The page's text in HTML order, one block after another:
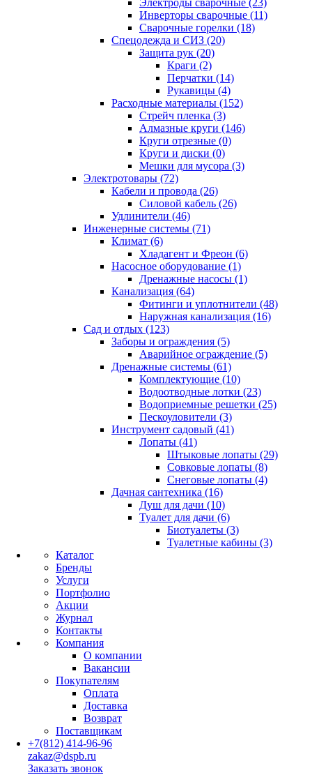
Электроды сварочные (23)
Инверторы сварочные (11)
Сварочные горелки (18)
Спецодежда и СИЗ (20)
Защита рук (20)
Краги (2)
Перчатки (14)
Рукавицы (4)
Расходные материалы (152)
Стрейч пленка (3)
Алмазные круги (146)
Круги отрезные (0)
Круги и диски (0)
Мешки для мусора (3)
Электротовары (72)
Кабели и провода (26)
Силовой кабель (26)
Удлинители (46)
Инженерные системы (71)
Климат (6)
Хладагент и Фреон (6)
Насосное оборудование (1)
Дренажные насосы (1)
Канализация (64)
Фитинги и уплотнители (48)
Наружная канализация (16)
Сад и отдых (123)
Заборы и ограждения (5)
Аварийное ограждение (5)
Дренажные системы (61)
Комплектующие (10)
Водоотводные лотки (23)
Водоприемные решетки (25)
Пескоуловители (3)
Инструмент садовый (41)
Лопаты (41)
Штыковые лопаты (29)
Совковые лопаты (8)
Снеговые лопаты (4)
Дачная сантехника (16)
Душ для дачи (10)
Туалет для дачи (6)
Биотуалеты (3)
Туалетные кабины (3)
Каталог
Бренды
Услуги
Портфолио
Акции
Журнал
Контакты
Компания
О компании
Вакансии
Покупателям
Оплата
Доставка
Возврат
Поставщикам
+7(812) 414-96-96
zakaz@dspb.ru
Заказать звонок